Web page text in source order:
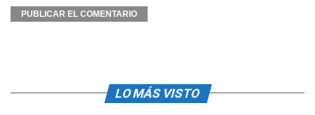
LO MÁS VISTO